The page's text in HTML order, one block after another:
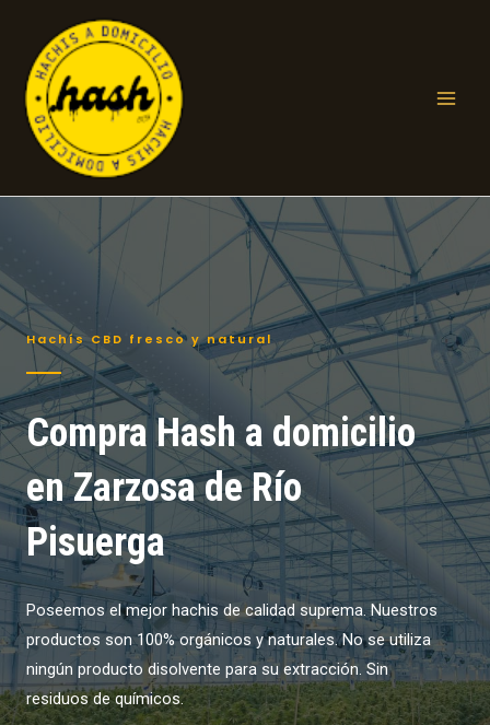
contenido
Hachís CBD fresco y natural
Compra Hash a domicilio
en Zarzosa de Río
Pisuerga
Poseemos el mejor hachis de calidad suprema. Nuestros
productos son 100% orgánicos y naturales. No se utiliza
ningún producto disolvente para su extracción. Sin
residuos de químicos.